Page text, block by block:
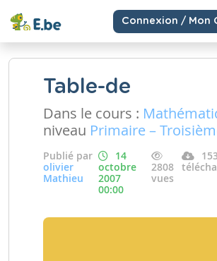
Connexion / Mon
Table-de
Dans le cours :
niveau Primaire –
Publié par
olivier
Mathieu
14
octobre
2007
00:00
2808
vues